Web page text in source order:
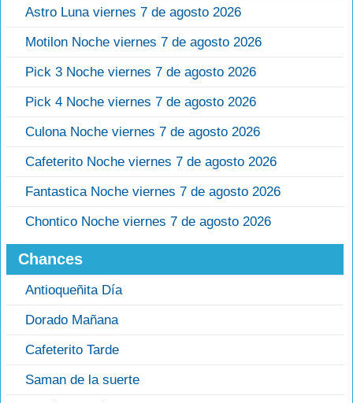
Astro Luna viernes 7 de agosto 2026
Motilon Noche viernes 7 de agosto 2026
Pick 3 Noche viernes 7 de agosto 2026
Pick 4 Noche viernes 7 de agosto 2026
Culona Noche viernes 7 de agosto 2026
Cafeterito Noche viernes 7 de agosto 2026
Fantastica Noche viernes 7 de agosto 2026
Chontico Noche viernes 7 de agosto 2026
Chances
Antioqueñita Día
Dorado Mañana
Cafeterito Tarde
Saman de la suerte